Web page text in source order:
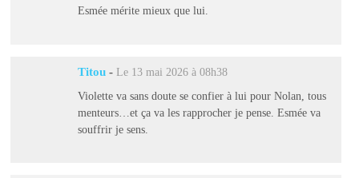
Esmée mérite mieux que lui.
Titou - Le 13 mai 2026 à 08h38
Violette va sans doute se confier à lui pour Nolan, tous
menteurs…et ça va les rapprocher je pense. Esmée va
souffrir je sens.